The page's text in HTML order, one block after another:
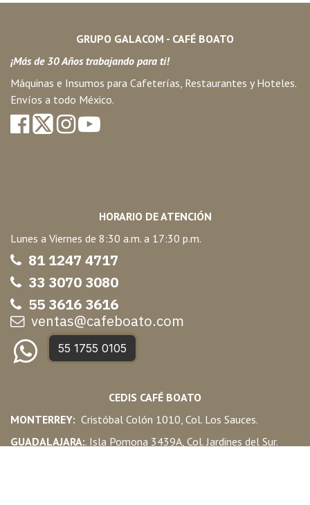
GRUPO GALACOM - CAFÉ BOATO
¡Más de 30 Años trabajando para ti!
Máquinas e Insumos para Cafeterías, Restaurantes y Hoteles.
Envíos a todo México.
HORARIO DE ATENCIÓN
Lunes a Viernes de 8:30 a.m. a 17:30 p.m.
81 1247 4717
33 3070 3080
55 3616 3616
ventas@cafeboato.com
55 1755 0105
CEDIS CAFÉ BOATO
MONTERREY: Cristóbal Colón 1010, Col. Los Sauces.
GUADALAJARA:. Isla Pomona 3439A, Col. Jardines del Sur.